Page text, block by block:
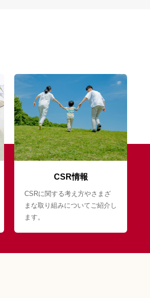
CSR情報
CSRに関する考え方やさまざ
まな取り組みについてご紹介し
ます。